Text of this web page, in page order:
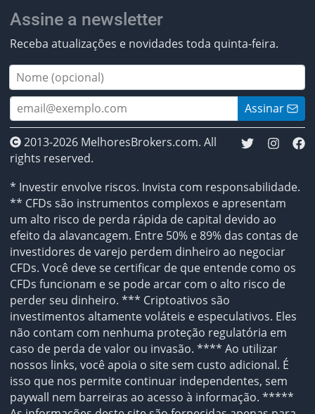
Assine a newsletter
Receba atualizações e novidades toda quinta-feira.
Assinar
2013-2026 MelhoresBrokers.com. All
rights reserved.
* Investir envolve riscos. Invista com responsabilidade.
** CFDs são instrumentos complexos e apresentam
um alto risco de perda rápida de capital devido ao
efeito da alavancagem. Entre 50% e 89% das contas de
investidores de varejo perdem dinheiro ao negociar
CFDs. Você deve se certificar de que entende como os
CFDs funcionam e se pode arcar com o alto risco de
perder seu dinheiro. *** Criptoativos são
investimentos altamente voláteis e especulativos. Eles
não contam com nenhuma proteção regulatória em
caso de perda de valor ou invasão. **** Ao utilizar
nossos links, você apoia o site sem custo adicional. É
isso que nos permite continuar independentes, sem
paywall nem barreiras ao acesso à informação. *****